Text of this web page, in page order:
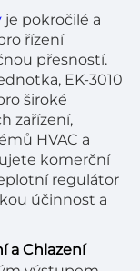
je pokročilé a
řízení
přesností.
EK-3010
široké
zařízení,
HVAC a
komerční
regulátor
účinnost a
a Chlazení